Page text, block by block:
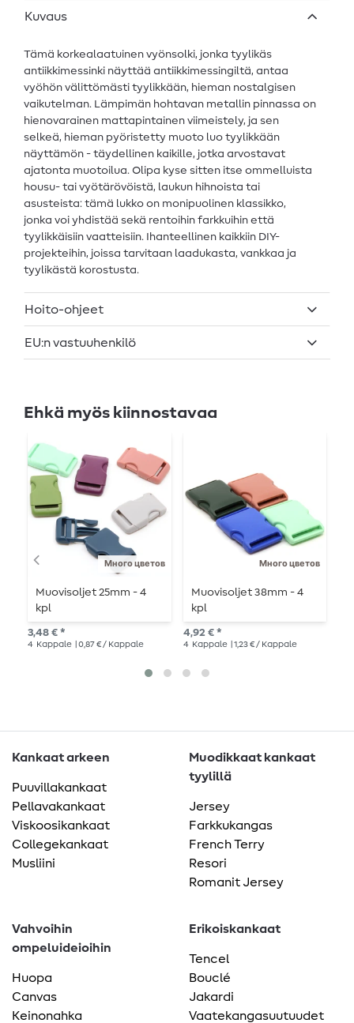
Kuvaus
Tämä korkealaatuinen vyönsolki, jonka tyylikäs
antiikkimessinki näyttää antiikkimessingiltä, antaa
vyöhön välittömästi tyylikkään, hieman nostalgisen
vaikutelman. Lämpimän hohtavan metallin pinnassa on
hienovarainen mattapintainen viimeistely, ja sen
selkeä, hieman pyöristetty muoto luo tyylikkään
näyttämön - täydellinen kaikille, jotka arvostavat
ajatonta muotoilua. Olipa kyse sitten itse ommelluista
housu- tai vyötärövöistä, laukun hihnoista tai
asusteista: tämä lukko on monipuolinen klassikko,
jonka voi yhdistää sekä rentoihin farkkuihin että
tyylikkäisiin vaatteisiin. Ihanteellinen kaikkiin DIY-
projekteihin, joissa tarvitaan laadukasta, vankkaa ja
tyylikästä korostusta.
Hoito-ohjeet
EU:n vastuuhenkilö
Ehkä myös kiinnostavaa
Много цветов
Muovisoljet 25mm - 4
kpl
3,48 € *
4 Kappale | 0,87 € / Kappale
Много цветов
Muovisoljet 38mm - 4
kpl
4,92 € *
4 Kappale | 1,23 € / Kappale
Kankaat arkeen
Puuvillakankaat
Pellavakankaat
Viskoosikankaat
Collegekankaat
Musliini
Muodikkaat kankaat
tyylillä
Jersey
Farkkukangas
French Terry
Resori
Romanit Jersey
Vahvoihin
ompeluideioihin
Huopa
Canvas
Keinonahka
Erikoiskankaat
Tencel
Bouclé
Jakardi
Vaatekangasuutuudet